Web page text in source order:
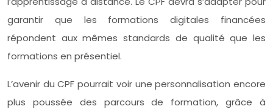
garantir que les formations digitales financées
répondent aux mêmes standards de qualité que les
formations en présentiel.
L’avenir du CPF pourrait voir une personnalisation encore
plus poussée des parcours de formation, grâce à